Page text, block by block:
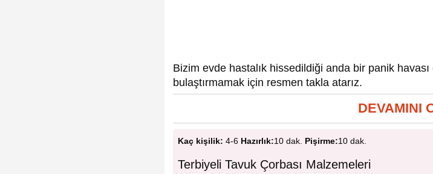
Bizim evde hastalık hissedildiği anda bir panik
bulaştırmamak için resmen takla atarız.
DEVAMINI
Kaç kişilik: 4-6 Hazırlık:10 dak. Pişirme:10 dak.
Terbiyeli Tavuk Çorbası Malzemeleri